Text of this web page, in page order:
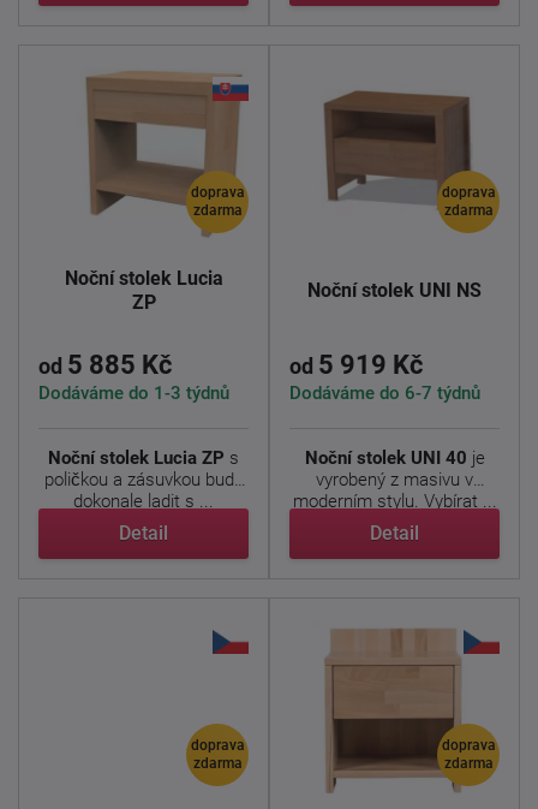
doprava
zdarma
Noční stolek Lucia
ZP
od 5 885 Kč
Dodáváme do 1-3 týdnů
Noční stolek Lucia ZP s
poličkou a zásuvkou bude
dokonale ladit s ...
Detail
doprava
zdarma
Noční stolek UNI NS
od 5 919 Kč
Dodáváme do 6-7 týdnů
Noční stolek UNI 40 je
vyrobený z masivu v
moderním stylu. Vybírat ...
Detail
doprava
zdarma
doprava
zdarma